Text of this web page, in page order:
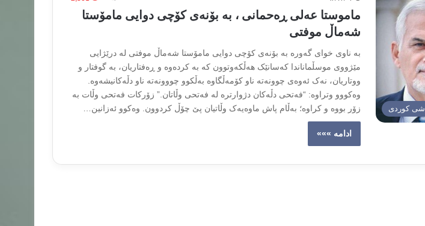
شی کوردی
ماموستا عەلی ڕەحمانی ، بە بۆنەی کۆچی دوایی مامۆستا
شەماڵ موفتی
بە ناوی خوای گەورە بە بۆنەی کۆچی دوایی مامۆستا شەماڵ موفتی لە درێژایی
مێژووی موسڵماناندا کەسانێک هەڵکەوتوون کە بە کردەوە و ڕەفتاریان، بە گوفتار و
ووتاریان، نەک ئەوەی چوونەتە ناو کۆمەڵگاوە بەڵکوو چووونەتە ناو دڵەکانیشەوە.
وەکووو وتراوە: “فەتحی دڵەکان دژوارترە لە فەتحی وڵاتان.” زۆرکات فەتحی وڵات بە
زۆر بووە و کراوە؛ بەڵام پاش ماوەیەک وڵاتیان پێ چۆڵ کردوون. وەکوو ئەزانین…
ادامه »»»